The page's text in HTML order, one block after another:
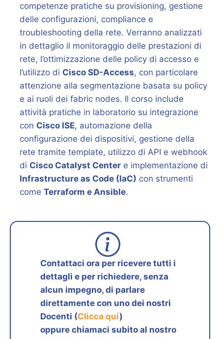
competenze pratiche su provisioning, gestione
delle configurazioni, compliance e
troubleshooting della rete. Verranno analizzati
in dettaglio il monitoraggio delle prestazioni di
rete, l’ottimizzazione delle policy di accesso e
l’utilizzo di Cisco SD-Access, con particolare
attenzione alla segmentazione basata su policy
e ai ruoli dei fabric nodes. Il corso include
attività pratiche in laboratorio su integrazione
con Cisco ISE, automazione della
configurazione dei dispositivi, gestione della
rete tramite template, utilizzo di API e webhook
di Cisco Catalyst Center e implementazione di
Infrastructure as Code (IaC) con strumenti
come Terraform e Ansible.
Contattaci ora per ricevere tutti i
dettagli e per richiedere, senza
alcun impegno, di parlare
direttamente con uno dei nostri
Docenti (Clicca qui)
oppure chiamaci subito al nostro